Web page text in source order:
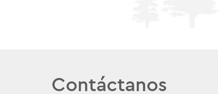
Contáctanos